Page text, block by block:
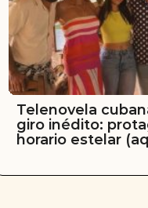
Telenovela
giro inédito:
horario estelar